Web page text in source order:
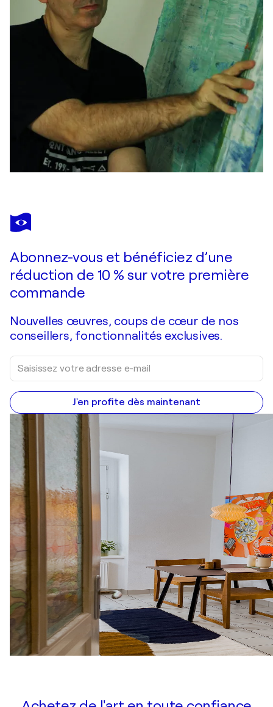
Abonnez-vous et bénéficiez d’une
réduction de 10 % sur votre première
commande
Nouvelles œuvres, coups de cœur de nos
conseillers, fonctionnalités exclusives.
J'en profite dès maintenant